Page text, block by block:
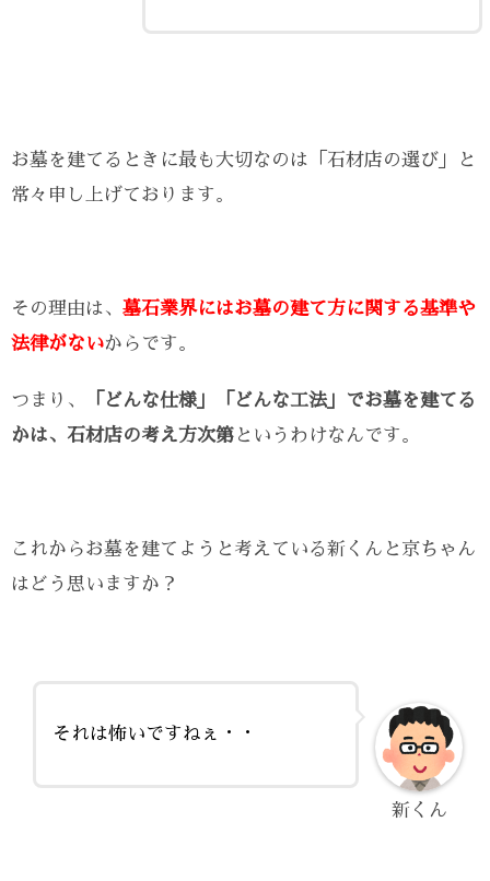
お墓を建てるときに最も大切なのは「石材店の選び」と
常々申し上げております。
その理由は、 墓石業界にはお墓の建て方に関する基準や
法律がないからです。
つまり、
「どんな仕様」「どんな工法」でお墓を建てる
かは、石材店の考え方次第 というわけなんです。
これからお墓を建てようと考えている新くんと京ちゃん
はどう思いますか？
それは怖いですねぇ・・
新くん